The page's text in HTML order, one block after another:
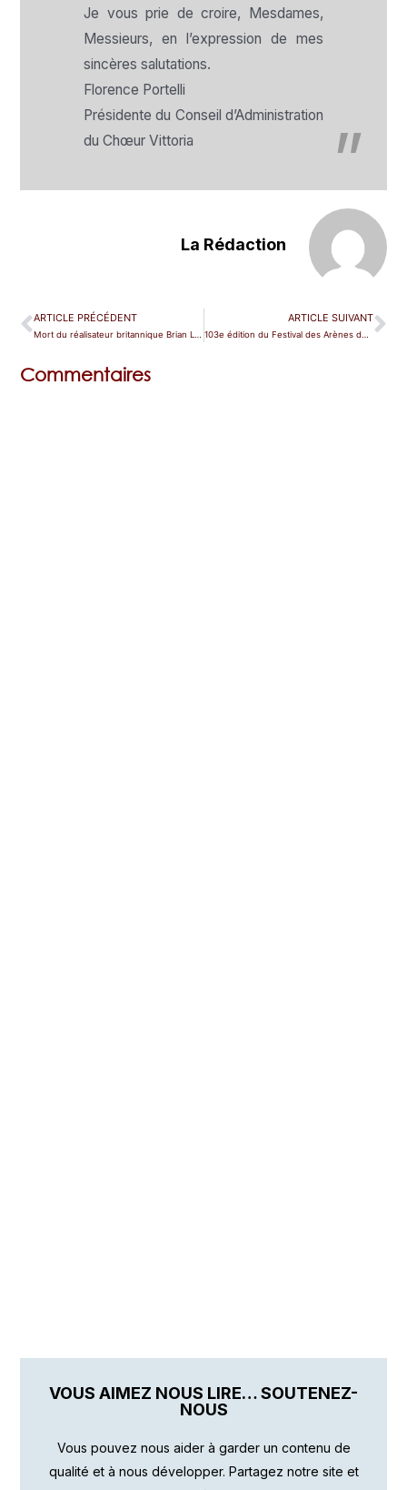
Je vous prie de croire, Mesdames,
Messieurs, en l’expression de mes
sincères salutations.
Florence Portelli
Présidente du Conseil d’Administration
du Chœur Vittoria
La Rédaction
ARTICLE PRÉCÉDENT ARTICLE SUIVANT
Commentaires
VOUS AIMEZ NOUS LIRE… SOUTENEZ-
NOUS
Vous pouvez nous aider à garder un contenu de
qualité et à nous développer. Partagez notre site et